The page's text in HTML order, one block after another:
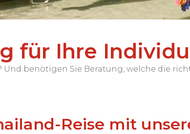
für Ihre
Und benötigen Sie Beratung, welche die
Reise mit